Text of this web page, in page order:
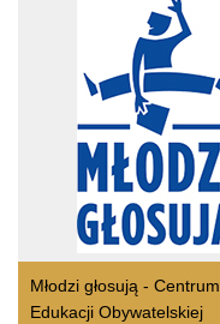
Młodzi głosują - Centrum
Edukacji Obywatelskiej